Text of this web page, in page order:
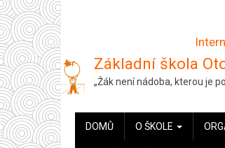
Přejít
k
hlavnímu
obsahu
Základní škola
„Žák není nádoba, kterou je
HLAVNÍ
NAVIGACE
DOMŮ O ŠKOLE